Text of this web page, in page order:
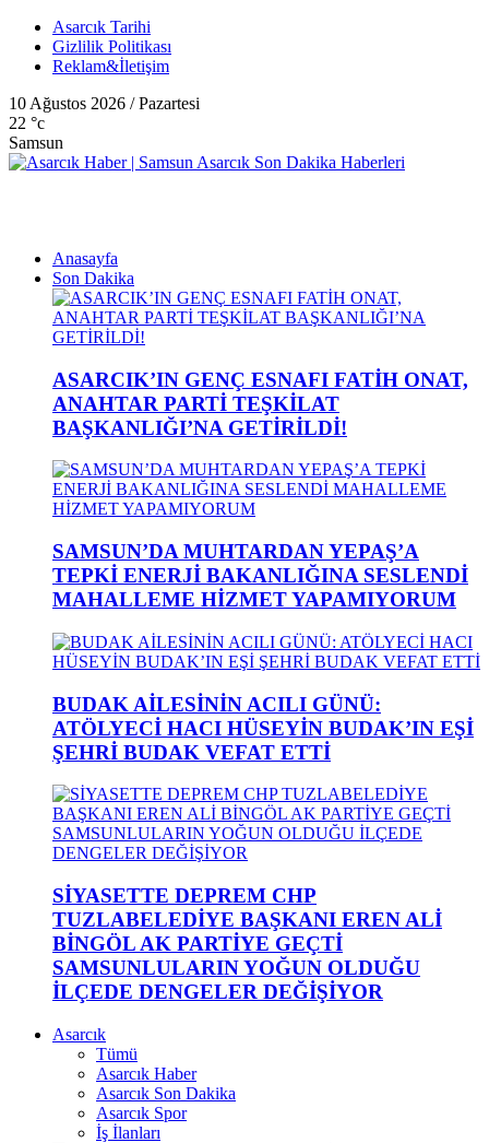
Asarcık Tarihi
Gizlilik Politikası
Reklam&İletişim
10 Ağustos 2026 / Pazartesi
22 °c
Samsun
Anasayfa
Son Dakika
ASARCIK’IN GENÇ ESNAFI FATİH ONAT,
ANAHTAR PARTİ TEŞKİLAT
BAŞKANLIĞI’NA GETİRİLDİ!
SAMSUN’DA MUHTARDAN YEPAŞ’A
TEPKİ ENERJİ BAKANLIĞINA SESLENDİ
MAHALLEME HİZMET YAPAMIYORUM
BUDAK AİLESİNİN ACILI GÜNÜ:
ATÖLYECİ HACI HÜSEYİN BUDAK’IN EŞİ
ŞEHRİ BUDAK VEFAT ETTİ
SİYASETTE DEPREM CHP
TUZLABELEDİYE BAŞKANI EREN ALİ
BİNGÖL AK PARTİYE GEÇTİ
SAMSUNLULARIN YOĞUN OLDUĞU
İLÇEDE DENGELER DEĞİŞİYOR
Asarcık
Tümü
Asarcık Haber
Asarcık Son Dakika
Asarcık Spor
İş İlanları